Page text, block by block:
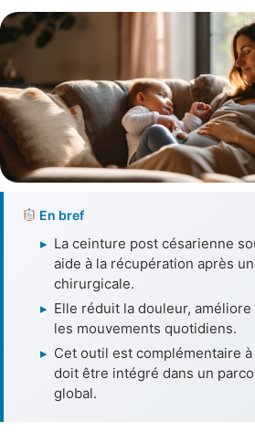
En bref
▸ La ceinture post césarienne
aide à la récupération après
chirurgicale.
▸ Elle réduit la douleur,
les mouvements quotidiens.
▸ Cet outil est complémentaire
doit être intégré dans un
global.